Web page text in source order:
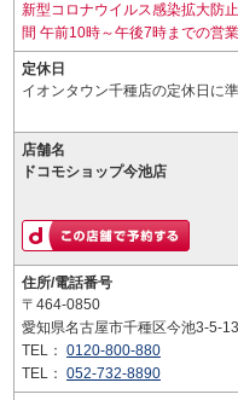
新型コロナウイルス感染拡大防
間 午前10時～午後7時までの営
定休日
イオンタウン千種店の定休日に
店舗名
ドコモショップ今池店
住所/電話番号
〒464-0850
愛知県名古屋市千種区今池3-5-13
TEL： 0120-800-880
TEL： 052-732-8890